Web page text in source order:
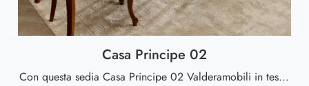
Casa Principe 02
Con questa sedia Casa Principe 02 Valderamobili in tessuto, una delle nostre sedute fisse classiche, potrai arricchire i tuoi locali.